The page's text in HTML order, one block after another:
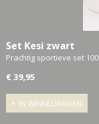
Set Kesi zwart
Prachtig sportieve set
€ 39,95
IN WINKELWAGEN